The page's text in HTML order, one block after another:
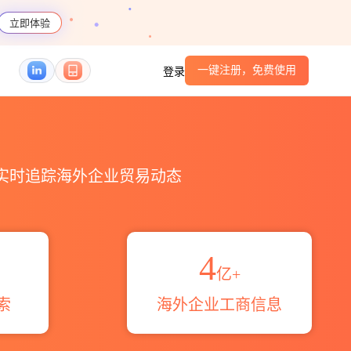
立即体验
登录 一键注册，免费使用
时追踪海外企业贸易动态
4亿+
海外企业工商信息